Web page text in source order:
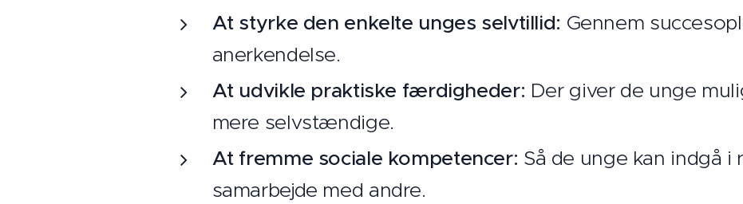
At styrke den enkelte unges selvtillid: Gennem
anerkendelse.
At udvikle praktiske færdigheder: Der giver de unge
mere selvstændige.
At fremme sociale kompetencer: Så de unge kan indgå i
samarbejde med andre.